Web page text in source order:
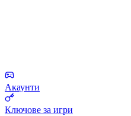
Акаунти
Ключове за игри